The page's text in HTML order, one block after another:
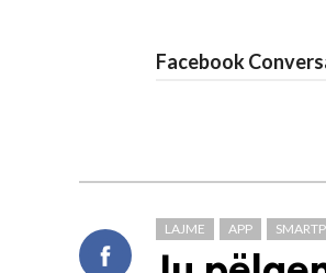
Facebook
LAJME APP